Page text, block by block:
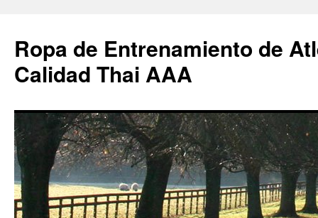
Ropa de Entrenamiento de
Calidad Thai AAA